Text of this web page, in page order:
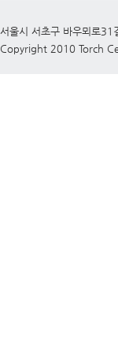
서울시 서초구 바우뫼로
Copyright 2010 Torch